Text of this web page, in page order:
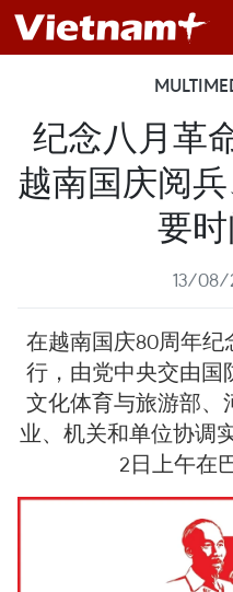
纪念八月革
越南国庆阅
要
13/08/
在越南国庆80周年
行，由党中央交由国
文化体育与旅游部、
业、机关和单位协调
2日上午在